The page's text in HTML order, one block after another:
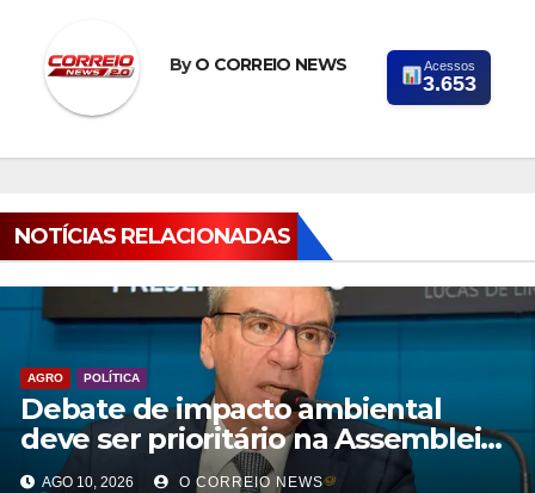
ByO CORREIO NEWS Acessos
3.653
NOTÍCIAS RELACIONADAS
AGRO POLÍTICA
Debate de impacto ambiental
deve ser prioritário na Assembleia,
defende deputado
AGO 10, 2026 O CORREIO NEWS